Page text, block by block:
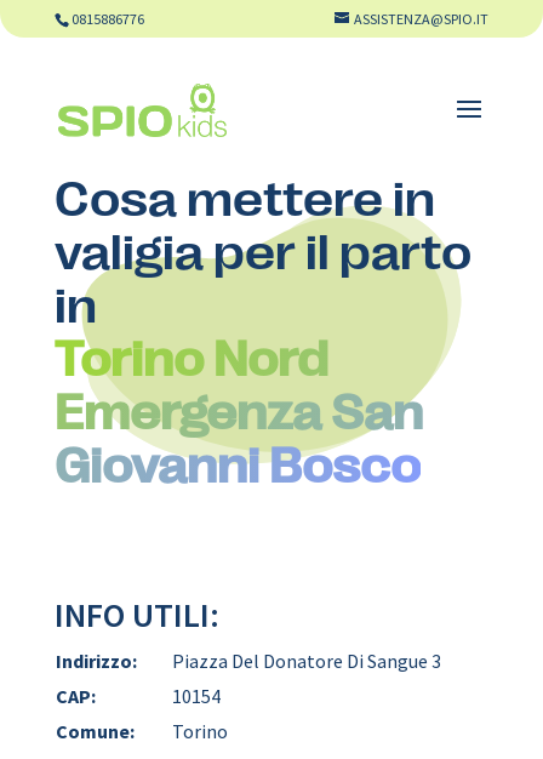
0815886776 ASSISTENZA@SPIO.IT
Cosa mettere in
valigia per il parto
in
Torino Nord
Emergenza San
Giovanni Bosco
INFO UTILI:
Indirizzo:
Piazza Del Donatore Di Sangue 3
CAP:
10154
Comune:
Torino